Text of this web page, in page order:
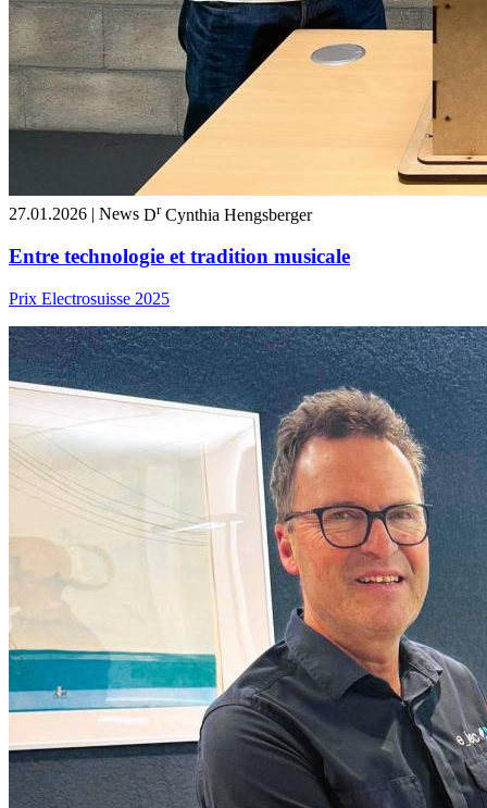
27.01.2026 | News DrCynthia Hengsberger
Entre technologie et tradition musicale
Prix Electrosuisse 2025